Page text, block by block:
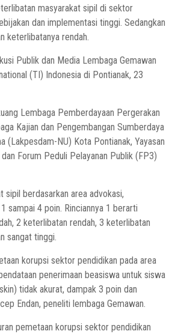
masyarakat sipil di sektor
dan implementasi tinggi. Sedangkan
keterlibatanya rendah.
Publik dan Media Lembaga Gemawan
(TI) Indonesia di Pontianak, 23
Lembaga Pemberdayaan Pergerakan
Kajian dan Pengembangan Sumberdaya
(Lakpesdam-NU) Kota Pontianak, Yayasan
Forum Peduli Pelayanan Publik (FP3)
sipil berdasarkan area advokasi,
sampai 4 poin. Rinciannya 1 berarti
2 keterlibatan rendah, 3 keterlibatan
sangat tinggi.
korupsi sektor pendidikan pada area
penerimaan beasiswa untuk siswa
tidak akurat, dampak 3 poin dan
Endan, peneliti lembaga Gemawan.
pemetaan korupsi sektor pendidikan